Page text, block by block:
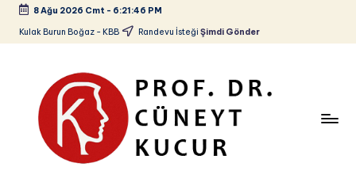
Skip
8 Ağu 2026 Cmt - 6:21:46 PM
Kulak Burun Boğaz - KBB Randevu İsteği Şimdi Gönder